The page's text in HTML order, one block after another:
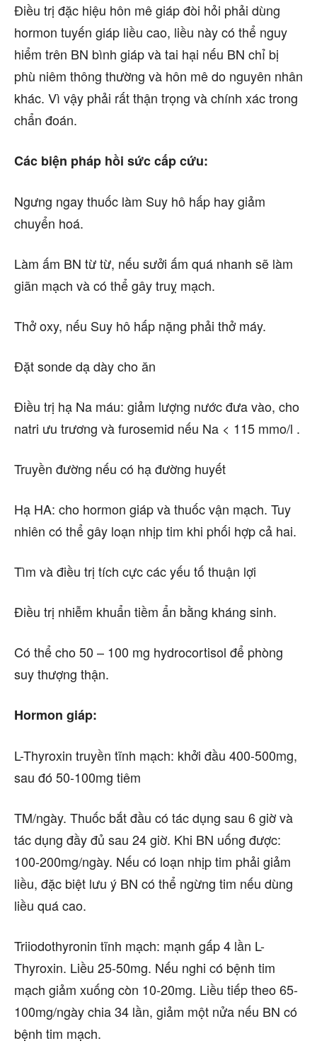
Điều trị đặc hiệu hôn mê giáp đòi hỏi phải dùng
hormon tuyến giáp liều cao, liều này có thể nguy
hiểm trên BN bình giáp và tai hại nếu BN chỉ bị
phù niêm thông thường và hôn mê do nguyên nhân
khác. Vì vậy phải rất thận trọng và chính xác trong
chẩn đoán.
Các biện pháp hồi sức cấp cứu:
Ngưng ngay thuốc làm Suy hô hấp hay giảm
chuyển hoá.
Làm ấm BN từ từ, nếu sưởi ấm quá nhanh sẽ làm
giãn mạch và có thể gây truỵ mạch.
Thở oxy, nếu Suy hô hấp nặng phải thở máy.
Đặt sonde dạ dày cho ăn
Điều trị hạ Na máu: giảm lượng nước đưa vào, cho
natri ưu trương và furosemid nếu Na < 115 mmo/l .
Truyền đường nếu có hạ đường huyết
Hạ HA: cho hormon giáp và thuốc vận mạch. Tuy
nhiên có thể gây loạn nhịp tim khi phối hợp cả hai.
Tìm và điều trị tích cực các yếu tố thuận lợi
Điều trị nhiễm khuẩn tiềm ẩn bằng kháng sinh.
Có thể cho 50 – 100 mg hydrocortisol để phòng
suy thượng thận.
Hormon giáp:
L-Thyroxin truyền tĩnh mạch: khởi đầu 400-500mg,
sau đó 50-100mg tiêm
TM/ngày. Thuốc bắt đầu có tác dụng sau 6 giờ và
tác dụng đầy đủ sau 24 giờ. Khi BN uống được:
100-200mg/ngày. Nếu có loạn nhịp tim phải giảm
liều, đặc biệt lưu ý BN có thể ngừng tim nếu dùng
liều quá cao.
Triiodothyronin tĩnh mạch: mạnh gấp 4 lần L-
Thyroxin. Liều 25-50mg. Nếu nghi có bệnh tim
mạch giảm xuống còn 10-20mg. Liều tiếp theo 65-
100mg/ngày chia 34 lần, giảm một nửa nếu BN có
bệnh tim mạch.